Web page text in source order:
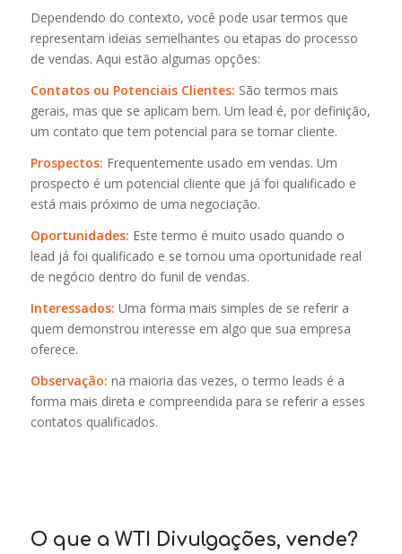
Dependendo do contexto, você pode usar termos que
representam ideias semelhantes ou etapas do processo
de vendas. Aqui estão algumas opções:
Contatos ou Potenciais Clientes: São termos mais
gerais, mas que se aplicam bem. Um lead é, por definição,
um contato que tem potencial para se tornar cliente.
Prospectos: Frequentemente usado em vendas. Um
prospecto é um potencial cliente que já foi qualificado e
está mais próximo de uma negociação.
Oportunidades: Este termo é muito usado quando o
lead já foi qualificado e se tornou uma oportunidade real
de negócio dentro do funil de vendas.
Interessados: Uma forma mais simples de se referir a
quem demonstrou interesse em algo que sua empresa
oferece.
Observação: na maioria das vezes, o termo leads é a
forma mais direta e compreendida para se referir a esses
contatos qualificados.
O que a WTI Divulgações, vende?